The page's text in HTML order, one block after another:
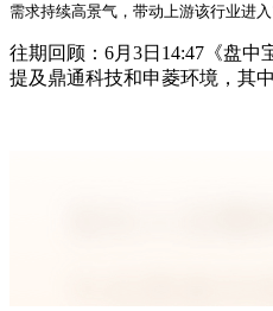
需求持续高景气，带动上游该行业进
往期回顾：6月3日14:47《盘
提及鼎通科技和申菱环境，其